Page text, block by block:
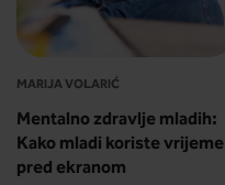
MARIJA VOLARIĆ
Mentalno zdravlje mladih:
Kako mladi koriste vrijeme
pred ekranom